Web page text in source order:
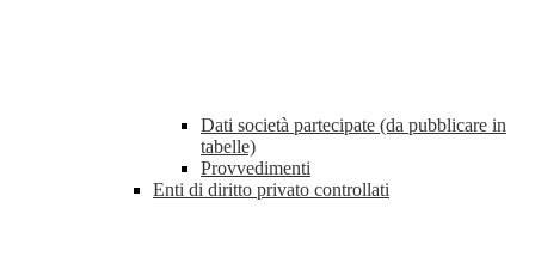
Dati società partecipate (da pubblicare in
tabelle)
Provvedimenti
Enti di diritto privato controllati